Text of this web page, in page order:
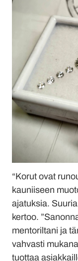
“Korut ovat
kauniiseen
ajatuksia.
kertoo.
mentoriltani ja
vahvasti
tuottaa